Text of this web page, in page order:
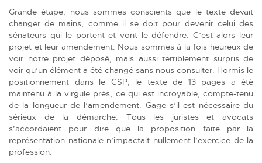
Grande étape, nous sommes conscients que le texte devait
changer de mains, comme il se doit pour devenir celui des
sénateurs qui le portent et vont le défendre. C’est alors leur
projet et leur amendement. Nous sommes à la fois heureux de
voir notre projet déposé, mais aussi terriblement surpris de
voir qu’un élément a été changé sans nous consulter. Hormis le
positionnement dans le CSP, le texte de 13 pages a été
maintenu à la virgule près, ce qui est incroyable, compte-tenu
de la longueur de l’amendement. Gage s’il est nécessaire du
sérieux de la démarche.
Tous les juristes et avocats
s’accordaient pour dire que la proposition faite par la
représentation nationale n’impactait nullement l’exercice de la
profession.